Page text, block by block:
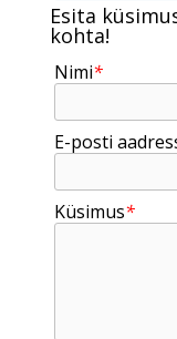
Esita
kohta!
Nimi*
E-posti
Küsimus*